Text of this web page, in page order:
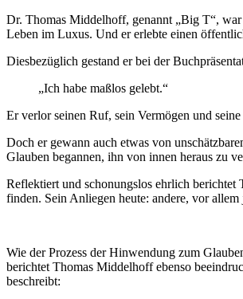
Dr. Thomas Middelhoff, genannt „Big T“, war
Leben im Luxus. Und er erlebte einen
Diesbezüglich gestand er bei der
„Ich habe maßlos gelebt.“
Er verlor seinen Ruf, sein Vermögen und
Doch er gewann auch etwas von
Glauben begannen, ihn von innen heraus zu
Reflektiert und schonungslos ehrlich
finden. Sein Anliegen heute: andere, vor
Wie der Prozess der Hinwendung zum
berichtet Thomas Middelhoff ebenso
beschreibt: